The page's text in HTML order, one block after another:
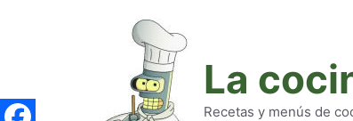
La
Recetas y menús de